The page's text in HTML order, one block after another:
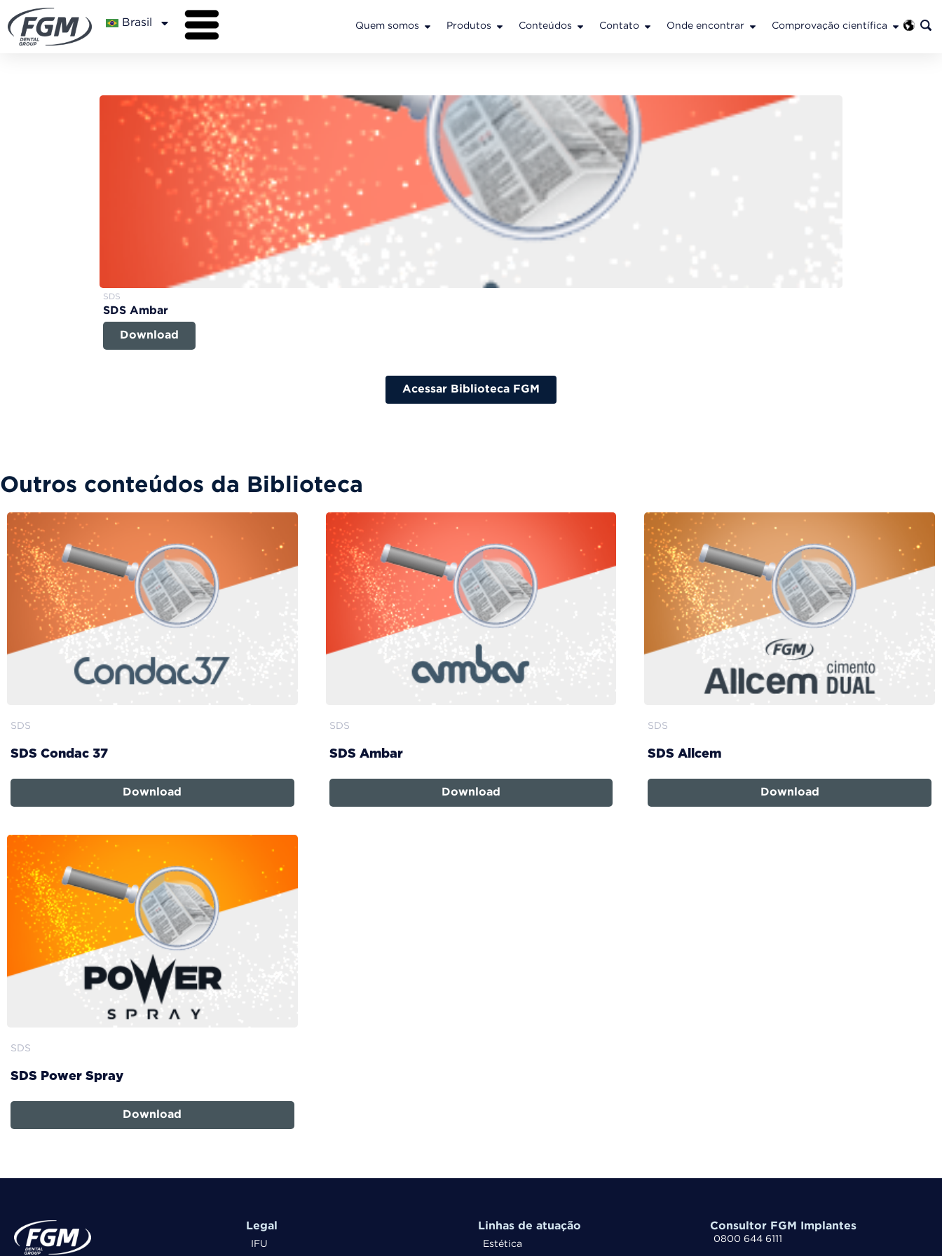
Brasil Quem somos Produtos Conteúdos Contato Onde encontrar Comprovação científica
SDS
SDS Ambar
Download
Acessar Biblioteca FGM
Outros conteúdos da Biblioteca
SDS
SDS Condac 37
Download
SDS
SDS Ambar
Download
SDS
SDS Allcem
Download
SDS
SDS Power Spray
Download
Legal
IFU
Linhas de atuação
Estética
Consultor FGM Implantes
0800 644 6111